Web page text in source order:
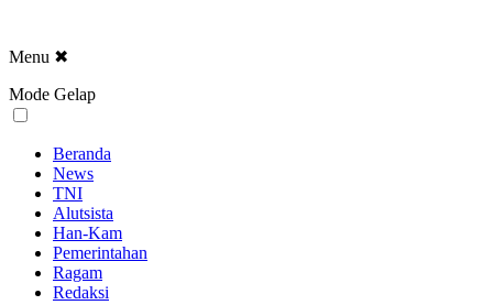
Menu ✖
Mode Gelap
Beranda
News
TNI
Alutsista
Han-Kam
Pemerintahan
Ragam
Redaksi